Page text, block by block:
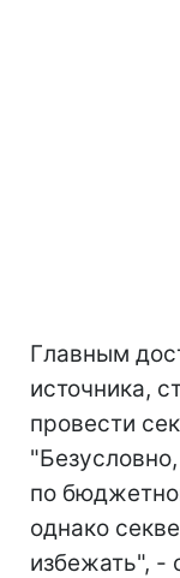
Главным
источника,
провести
по
однако
избежать", -